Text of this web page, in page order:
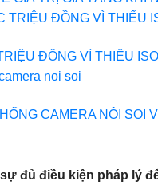
ĐỒNG VÌ THIẾU
CAMERA NỘI SOI
đủ điều kiện pháp lý